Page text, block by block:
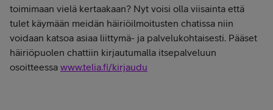
toimimaan vielä kertaakaan? Nyt voisi olla viisainta että
tulet käymään meidän häiriöilmoitusten chatissa niin
voidaan katsoa asiaa liittymä- ja palvelukohtaisesti. Pääset
häiriöpuolen chattiin kirjautumalla itsepalveluun
osoitteessa www.telia.fi/kirjaudu